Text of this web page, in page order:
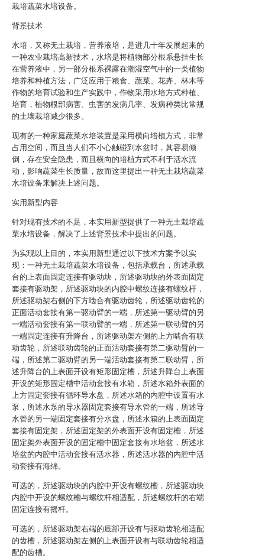
栽培蔬菜水培设备。
背景技术
水培，又称无土栽培，营养液培，是进几十年发展起来的
一种农业栽培高新技术，水培是将植物部分根系悬挂生长
在营养液中，另一部分根系裸露在潮湿空气中的一类植物
培养和种植方法，广泛应用于粮食、蔬菜、花卉、林木等
作物的培育试验和生产实践中，作物采用水培方式种植、
培育，植物根部病害、虫害的发病几率、发病种类比常规
的土壤栽培减少很多。
现有的一种家庭蔬菜水培装置是采用横向培植方式，非常
占用空间，而且当人们不小心触碰到水盆时，其容易倾
倒，存在安全隐患，而且横向的培植方式不利于活水流
动，影响蔬菜生长质量，故而这里提出一种无土栽培蔬菜
水培设备来解决上述问题。
实用新型内容
针对现有技术的不足，本实用新型提供了一种无土栽培蔬
菜水培设备，解决了上述背景技术中提出的问题。
为实现以上目的，本实用新型通过以下技术方案予以实
现：一种无土栽培蔬菜水培设备，包括承载台，所述承载
台的上表面固定连接有驱动块，所述驱动块的外表面固定
套接有驱动架，所述驱动块的内腔中螺纹连接有螺纹杆，
所述驱动架右侧的下方啮合有驱动齿轮，所述驱动齿轮的
正面活动套接有第一驱动臂的一端，所述第一驱动臂的另
一端活动套接有第一联动臂的一端，所述第一联动臂的另
一端固定连接有升降台，所述驱动架左侧的上方啮合有联
动齿轮，所述联动齿轮的正面活动套接有第二驱动臂的一
端，所述第二驱动臂的另一端活动套接有第二联动臂，所
述升降台的上表面开设有矩形固定槽，所述升降台上表面
开设的矩形固定槽中活动套接有水箱，所述水箱外表面的
上方固定套接有循环导水盘，所述水箱的内腔中设置有水
泵，所述水泵的导水器固定套接有导水管的一端，所述导
水管的另一端固定套接有分水盘，所述水箱的上表面固定
套接有固定架，所述固定架的外表面开设有固定槽，所述
固定架外表面开设的固定槽中固定套接有水培盆，所述水
培盆的内腔中活动套接有活水器，所述活水器的内腔中活
动套接有海绵。
可选的，所述驱动块的内腔中开设有螺纹槽，所述驱动块
内腔中开设的螺纹槽与螺纹杆相适配，所述螺纹杆的右端
固定连接有摇杆。
可选的，所述驱动架右端的底部开设有与驱动齿轮相适配
的齿槽，所述驱动架左侧的上表面开设有与联动齿轮相适
配的齿槽。